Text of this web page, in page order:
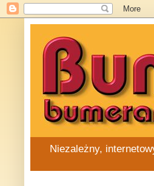
Niezależny,